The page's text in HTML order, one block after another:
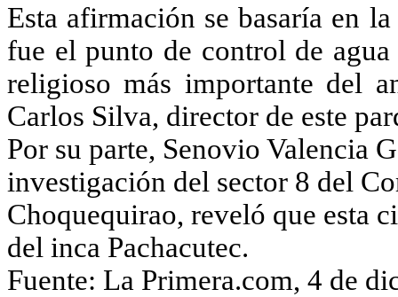
Esta afirmación se basaría en
fue el punto de control de
religioso más importante del
Carlos Silva, director de este
Por su parte, Senovio Valencia
investigación del sector 8 del
Choquequirao, reveló que esta
del inca Pachacutec.
Fuente: La Primera.com, 4 de